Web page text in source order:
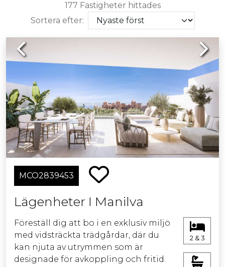
177 Fastigheter hittades
Sortera efter:
Previous Next
MCO2839453
Lägenheter I Manilva
Föreställ dig att bo i en exklusiv miljö
med vidsträckta trädgårdar, där du
kan njuta av utrymmen som är
designade för avkoppling och fritid.
2 & 3